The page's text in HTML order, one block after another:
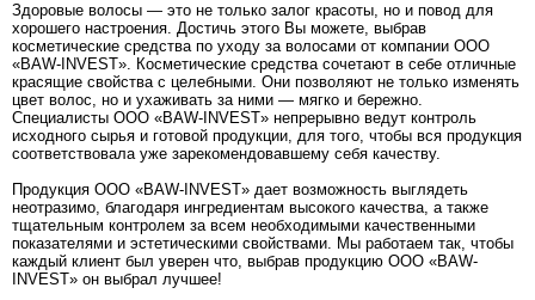
Здоровые волосы — это не только залог красоты, но и повод для
хорошего настроения. Достичь этого Вы можете, выбрав
косметические средства по уходу за волосами от компании ООО
«BAW-INVEST». Косметические средства сочетают в себе отличные
красящие свойства с целебными. Они позволяют не только изменять
цвет волос, но и ухаживать за ними — мягко и бережно.
Специалисты ООО «BAW-INVEST» непрерывно ведут контроль
исходного сырья и готовой продукции, для того, чтобы вся продукция
соответствовала уже зарекомендовавшему себя качеству.
Продукция ООО «BAW-INVEST» дает возможность выглядеть
неотразимо, благодаря ингредиентам высокого качества, а также
тщательным контролем за всем необходимыми качественными
показателями и эстетическими свойствами. Мы работаем так, чтобы
каждый клиент был уверен что, выбрав продукцию ООО «BAW-
INVEST» он выбрал лучшее!